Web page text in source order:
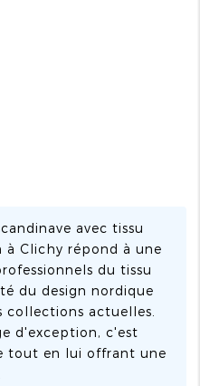
avec tissu
Clichy répond à une
du tissu
du design nordique
collections actuelles.
d'exception, c'est
tout en lui offrant une